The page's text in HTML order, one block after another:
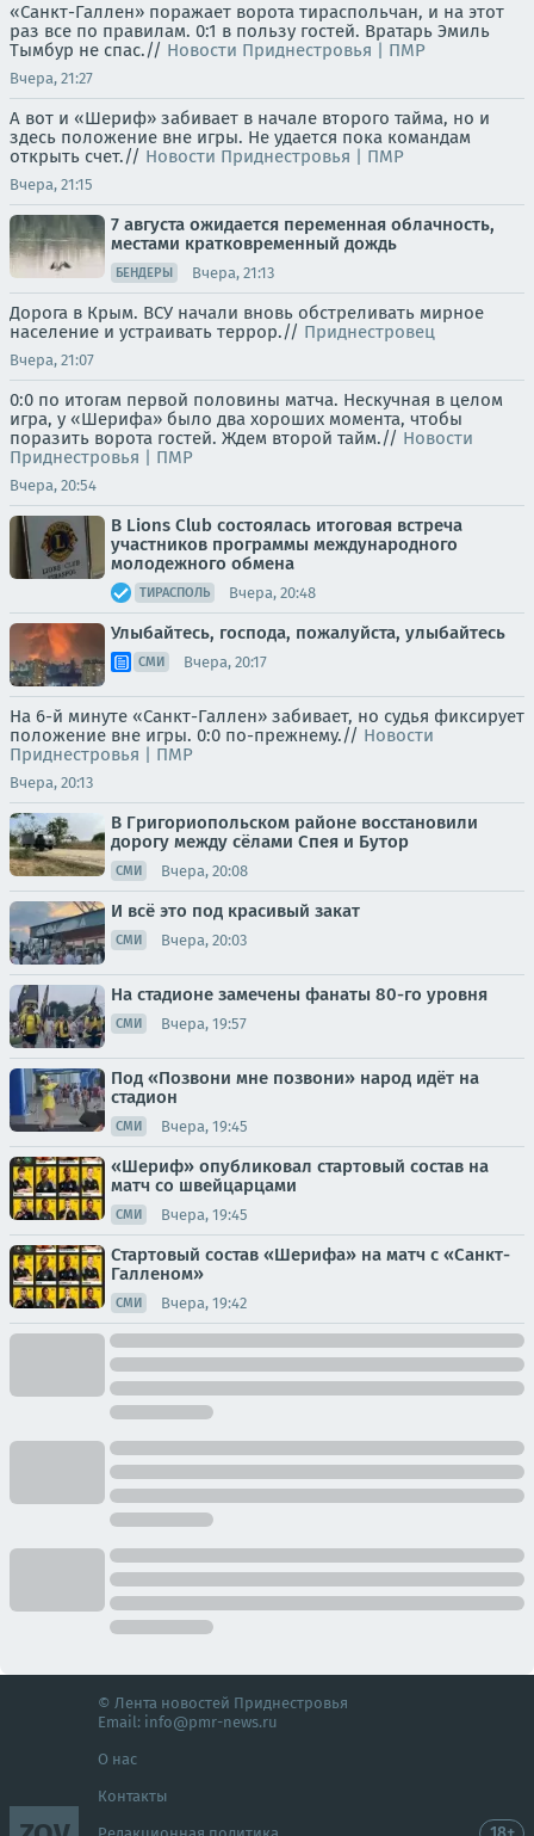
«Санкт-Галлен» поражает ворота тираспольчан, и на этот
раз все по правилам. 0:1 в пользу гостей. Вратарь Эмиль
Тымбур не спас.// Новости Приднестровья | ПМР
Вчера, 21:27
А вот и «Шериф» забивает в начале второго тайма, но и
здесь положение вне игры. Не удается пока командам
открыть счет.// Новости Приднестровья | ПМР
Вчера, 21:15
7 августа ожидается переменная облачность,
местами кратковременный дождь
БЕНДЕРЫ Вчера, 21:13
Дорога в Крым. ВСУ начали вновь обстреливать мирное
население и устраивать террор.// Приднестровец
Вчера, 21:07
0:0 по итогам первой половины матча. Нескучная в целом
игра, у «Шерифа» было два хороших момента, чтобы
поразить ворота гостей. Ждем второй тайм.// Новости
Приднестровья | ПМР
Вчера, 20:54
В Lions Club состоялась итоговая встреча
участников программы международного
молодежного обмена
ТИРАСПОЛЬ Вчера, 20:48
Улыбайтесь, господа, пожалуйста, улыбайтесь
СМИ Вчера, 20:17
На 6-й минуте «Санкт-Галлен» забивает, но судья фиксирует
положение вне игры. 0:0 по-прежнему.// Новости
Приднестровья | ПМР
Вчера, 20:13
В Григориопольском районе восстановили
дорогу между сёлами Спея и Бутор
СМИ Вчера, 20:08
И всё это под красивый закат
СМИ Вчера, 20:03
На стадионе замечены фанаты 80-го уровня
СМИ Вчера, 19:57
Под «Позвони мне позвони» народ идёт на
стадион
СМИ Вчера, 19:45
«Шериф» опубликовал стартовый состав на
матч со швейцарцами
СМИ Вчера, 19:45
Стартовый состав «Шерифа» на матч с «Санкт-
Галленом»
СМИ Вчера, 19:42
© Лента новостей Приднестровья
Email: info@pmr-news.ru
О нас
Контакты